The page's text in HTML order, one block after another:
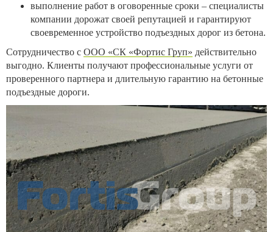
выполнение работ в оговоренные сроки – специалисты
компании дорожат своей репутацией и гарантируют
своевременное устройство подъездных дорог из бетона.
Сотрудничество с ООО «СК «Фортис Груп» действительно
выгодно. Клиенты получают профессиональные услуги от
проверенного партнера и длительную гарантию на бетонные
подъездные дороги.